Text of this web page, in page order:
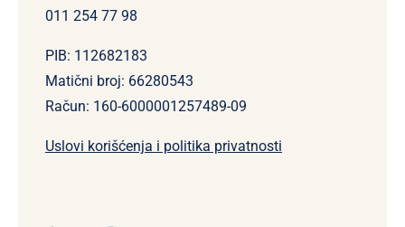
011 254 77 98
PIB: 112682183
Matični broj: 66280543
Račun: 160-6000001257489-09
Uslovi korišćenja i politika privatnosti